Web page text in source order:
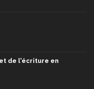
de l'écriture en